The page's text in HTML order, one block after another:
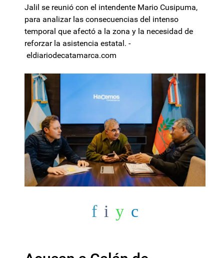
Jalil se reunió con el intendente Mario Cusipuma,
para analizar las consecuencias del intenso
temporal que afectó a la zona y la necesidad de
reforzar la asistencia estatal. -
eldiariodecatamarca.com